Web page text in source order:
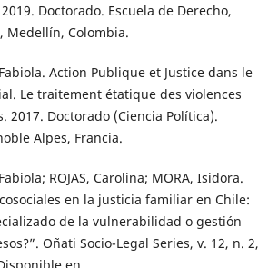
Doctorado. Escuela de Derecho,
Medellín, Colombia.
Fabiola. Action Publique et Justice dans le
Le traitement étatique des violences
2017. Doctorado (Ciencia Política).
Alpes, Francia.
ROJAS, Carolina; MORA, Isidora.
en la justicia familiar en Chile:
de la vulnerabilidad o gestión
Oñati Socio-Legal Series, v. 12, n. 2,